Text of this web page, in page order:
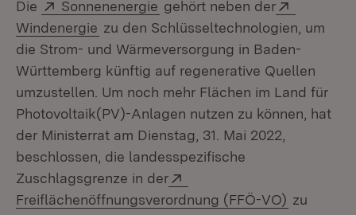
Die Extern:
Sonnenenergie (Öffnet in neuem Fenster)
gehört neben der
Windenergie (Öffnet in neuem Fenster)
zu den Schlüsseltechnologien, um
die Strom- und Wärmeversorgung in Baden-
Württemberg künftig auf regenerative Quellen
umzustellen. Um noch mehr Flächen im Land für
Photovoltaik(PV)-Anlagen nutzen zu können, hat
der Ministerrat am Dienstag, 31. Mai 2022,
beschlossen, die landesspezifische
Zuschlagsgrenze in der
Freiflächenöffnungsverordnung (FFÖ-VO) (Öffnet in
zu